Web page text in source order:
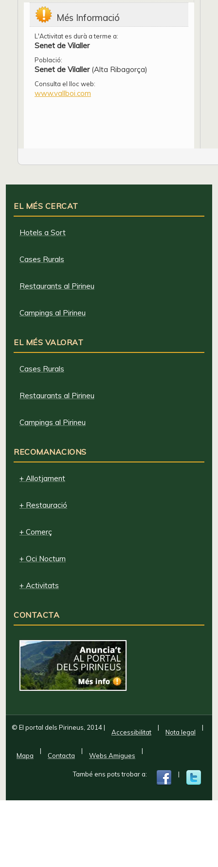
Més Informació
L'Activitat es durà a terme a:
Senet de Vilaller
Població:
Senet de Vilaller(Alta Ribagorça)
Consulta el lloc web:
www.vallboi.com
EL MÉS CERCAT
Hotels a Sort
Cases Rurals
Restaurants al Pirineu
Campings al Pirineu
EL MÉS VALORAT
Cases Rurals
Restaurants al Pirineu
Campings al Pirineu
RECOMANACIONS
+ Allotjament
+ Restauració
+ Comerç
+ Oci Nocturn
+ Activitats
CONTACTA
© El portal dels Pirineus, 2014|
Accessibilitat
|
Nota legal
|
Mapa
|
Contacta
|
Webs Amigues
|
També ens pots trobar a: |